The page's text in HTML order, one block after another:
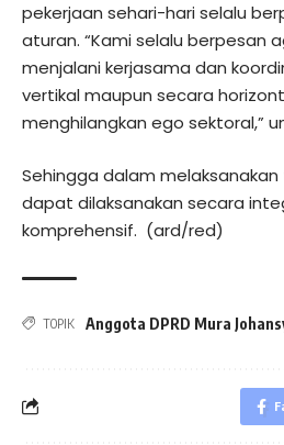
pekerjaan sehari-hari selalu
aturan. “Kami selalu berpesan
menjalani kerjasama dan
vertikal maupun secara
menghilangkan ego sektoral,”
Sehingga dalam
dapat dilaksanakan secara
komprehensif. (ard/red)
TOPIK Anggota DPRD Mura